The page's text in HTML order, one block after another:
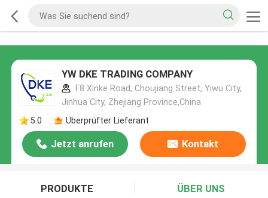
YW DKE TRADING COMPANY
F8 Xinke Road, Choujiang Street, Yiwu City,
Jinhua City, Zhejiang Province,China
5.0
Überprüfter Lieferant
Jetzt anrufen Kontakt
PRODUKTE ÜBER UNS